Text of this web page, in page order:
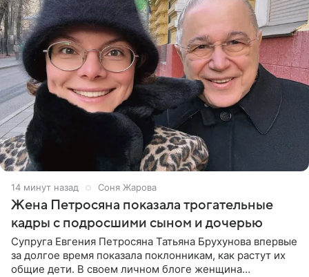
14 минут назад Соня Жарова
Жена Петросяна показала трогательные
кадры с подросшими сыном и дочерью
Супруга Евгения Петросяна Татьяна Брухунова впервые
за долгое время показала поклонникам, как растут их
общие дети. В своем личном блоге женщина